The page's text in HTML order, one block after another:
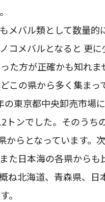
メバル類として数量的
コメバルとなると 更
た方が正確かも知れま
この県から多く集まっ
の東京都中央卸売市場
トンでした。そのうち
からとなっています。
た日本海の各県からも
ね北海道、青森県、日
。